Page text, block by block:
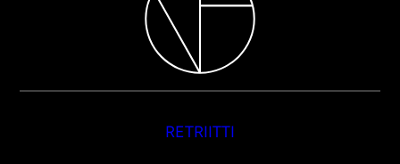
RETRIITTI